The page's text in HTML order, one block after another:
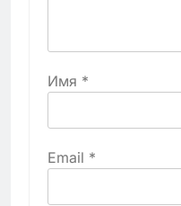
Имя *
Email *